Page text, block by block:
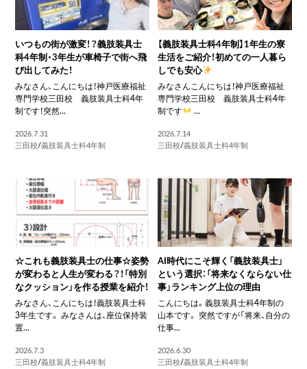
いつもの街が激変！？義肢装具士
科4年制・3年生が車椅子で街へ飛
び出してみた！
みなさん、こんにちは！神戸医療福祉
専門学校三田校 義肢装具士科4年
制です！突然...
2026.7.31
三田校/義肢装具士科4年制
【義肢装具士科4年制】1年生の寮
生活をご紹介！初めての一人暮ら
しでも安心
みなさんこんにちは！神戸医療福祉
専門学校三田校 義肢装具士科4年
制です
...
2026.7.14
三田校/義肢装具士科4年制
☆これも義肢装具士の仕事☆姿勢
が変わると人生が変わる？！「特別
なクッション」を作る授業を紹介！
みなさん、こんにちは！義肢装具士科
3年生です。 みなさんは、座位保持装
置...
2026.7.3
三田校/義肢装具士科4年制
AI時代にこそ輝く「義肢装具士」
という選択：「将来なくならない仕
事」ランキング上位の理由
こんにちは。義肢装具士科4年制の
山本です。 突然ですが「将来、自分の
仕事...
2026.6.30
三田校/義肢装具士科4年制